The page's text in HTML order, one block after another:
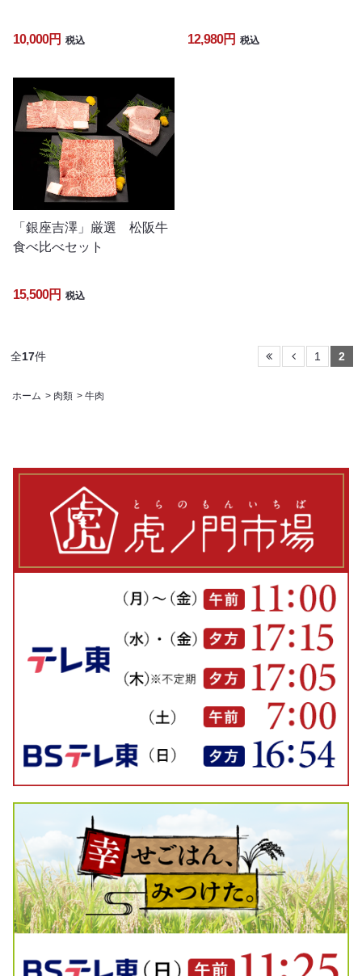
10,000円 税込 12,980円 税込
「銀座吉澤」厳選 松阪牛
食べ比べセット
15,500円 税込
全17件 1 2
ホーム > 肉類 > 牛肉